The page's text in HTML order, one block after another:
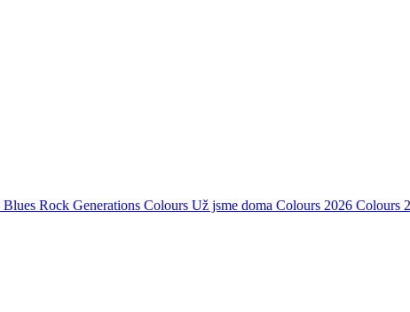
Blues Rock Generations Colours Už jsme doma Colours 2026 Colours